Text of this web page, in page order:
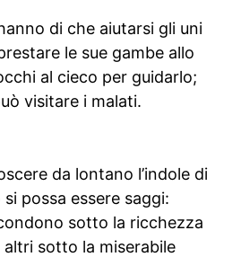
di che aiutarsi gli uni
le sue gambe allo
al cieco per guidarlo;
visitare i malati.
da lontano l’indole di
possa essere saggi:
sotto la ricchezza
sotto la miserabile